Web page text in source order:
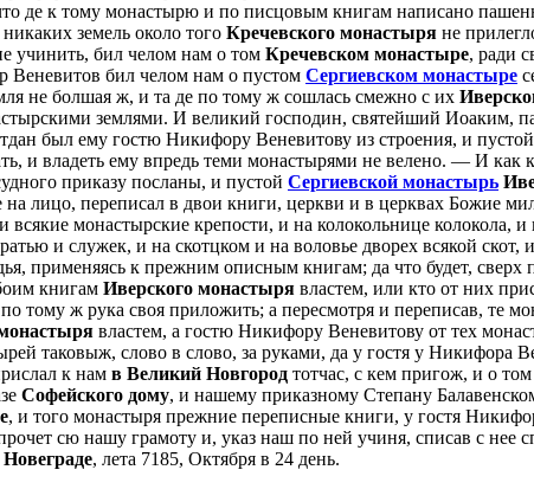
де к тому монастырю и по писцовым книгам написано
земель около того Кречевского монастыря не
учинить, бил челом нам о том Кречевском монастыре, ради
Веневитов бил челом нам о пустом Сергиевском монастыре
не болшая ж, и та де по тому ж сошлась смежно с их
землями. И великий господин, святейший Иоаким,
был ему гостю Никифору Веневитову из строения, и пустой
и владеть ему впредь теми монастырями не велено. — И как
приказу посланы, и пустой Сергиевской монастырь
лицо, переписал в двои книги, церкви и в церквах Божие
монастырские крепости, и на колокольнице колокола, и
и служек, и на скотцком и на воловье дворех всякой скот,
применяясь к прежним описным книгам; да что будет,
книгам Иверского монастыря властем, или кто от них
тому ж рука своя приложить; а пересмотря и переписав, те
властем, а гостю Никифору Веневитову от тех
таковыж, слово в слово, за руками, да у гостя у Никифора
к нам в Великий Новгород тотчас, с кем пригож, и о
Софейского дому, и нашему приказному Степану
, и того монастыря прежние переписные книги, у гостя
сю нашу грамоту и, указ наш по ней учиня, списав с нее
, лета 7185, Октября в 24 день.